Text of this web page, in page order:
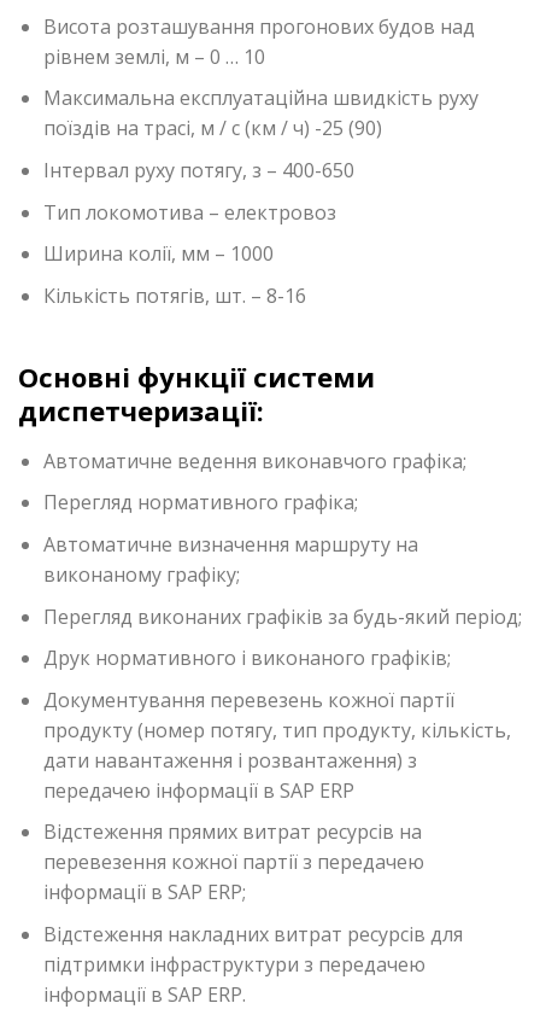
Висота розташування прогонових будов над
рівнем землі, м – 0 … 10
Максимальна експлуатаційна швидкість руху
поїздів на трасі, м / с (км / ч) -25 (90)
Інтервал руху потягу, з – 400-650
Тип локомотива – електровоз
Ширина колії, мм – 1000
Кількість потягів, шт. – 8-16
Основні функції системи
диспетчеризації:
Автоматичне ведення виконавчого графіка;
Перегляд нормативного графіка;
Автоматичне визначення маршруту на
виконаному графіку;
Перегляд виконаних графіків за будь-який період;
Друк нормативного і виконаного графіків;
Документування перевезень кожної партії
продукту (номер потягу, тип продукту, кількість,
дати навантаження і розвантаження) з
передачею інформації в SAP ERP
Відстеження прямих витрат ресурсів на
перевезення кожної партії з передачею
інформації в SAP ERP;
Відстеження накладних витрат ресурсів для
підтримки інфраструктури з передачею
інформації в SAP ERP.